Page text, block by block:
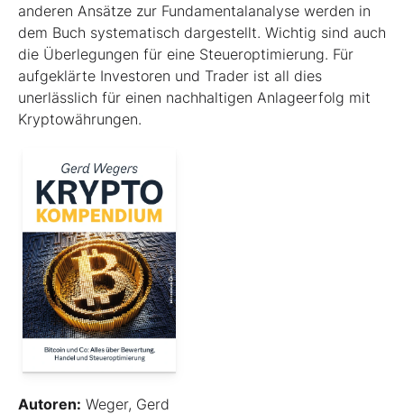
anderen Ansätze zur Fundamentalanalyse werden in
dem Buch systematisch dargestellt. Wichtig sind auch
die Überlegungen für eine Steueroptimierung. Für
aufgeklärte Investoren und Trader ist all dies
unerlässlich für einen nachhaltigen Anlageerfolg mit
Kryptowährungen.
Autoren: Weger, Gerd